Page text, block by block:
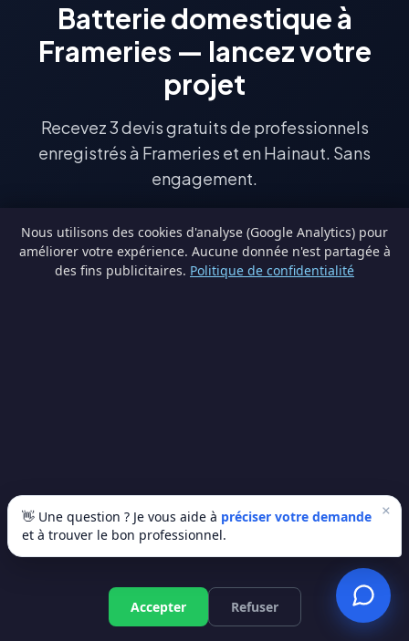
Nous utilisons des cookies d'analyse (Google Analytics) pour
améliorer votre expérience. Aucune donnée n'est partagée à
des fins publicitaires. Politique de confidentialité
Accepter Refuser
Batterie domestique à
Frameries — lancez votre
projet
Recevez 3 devis gratuits de professionnels
enregistrés à Frameries et en Hainaut. Sans
engagement.
🚀 Recevoir mes 3 devis gratuits
Devenir partenaire
Wallonie
×
👋 Une question ? Je vous aide à préciser votre demande
et à trouver le bon professionnel.